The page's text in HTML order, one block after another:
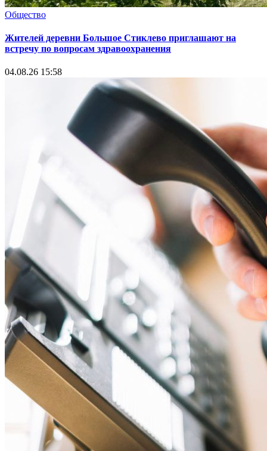
Общество
Жителей деревни Большое Стиклево приглашают на
встречу по вопросам здравоохранения
04.08.26 15:58